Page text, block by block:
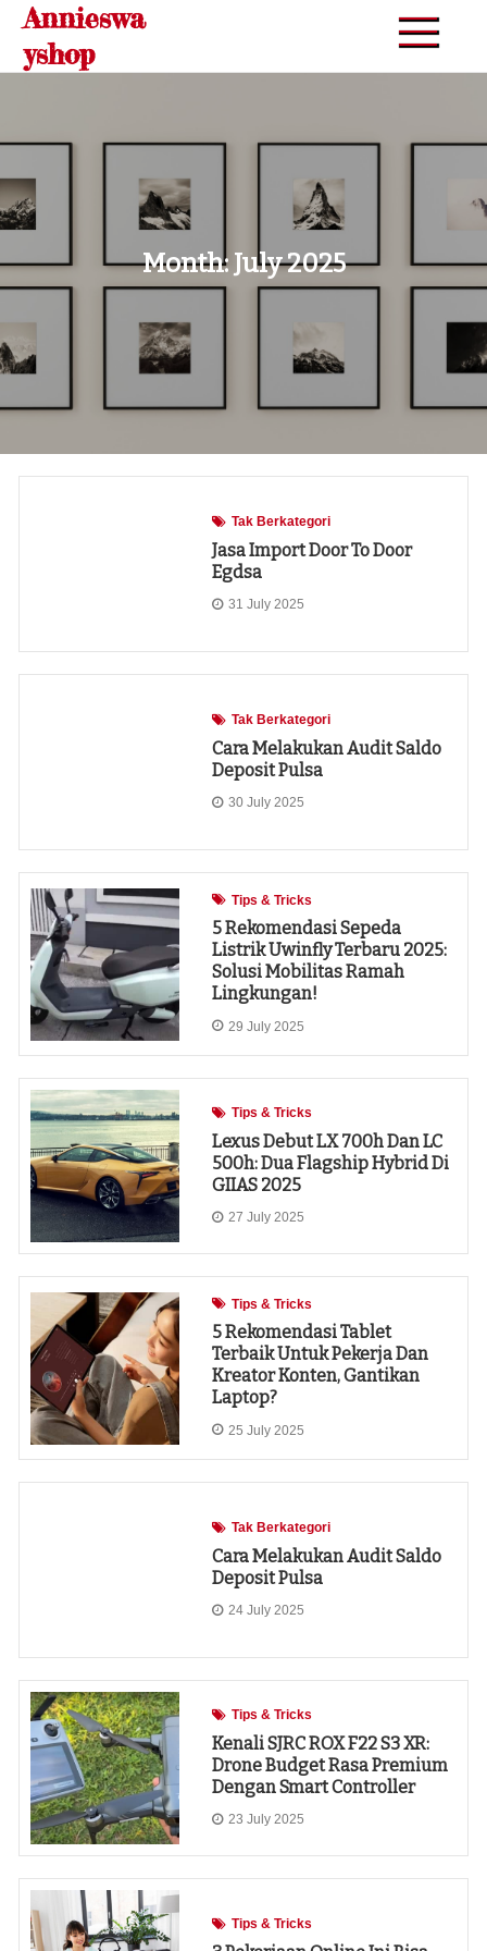
Skip
content
Annieswa
yshop
Month: July 2025
Tak Berkategori
Jasa Import Door To Door
Egdsa
31 July 2025
Tak Berkategori
Cara Melakukan Audit Saldo
Deposit Pulsa
30 July 2025
Tips & Tricks
5 Rekomendasi Sepeda
Listrik Uwinfly Terbaru 2025:
Solusi Mobilitas Ramah
Lingkungan!
29 July 2025
Tips & Tricks
Lexus Debut LX 700h Dan LC
500h: Dua Flagship Hybrid Di
GIIAS 2025
27 July 2025
Tips & Tricks
5 Rekomendasi Tablet
Terbaik Untuk Pekerja Dan
Kreator Konten, Gantikan
Laptop?
25 July 2025
Tak Berkategori
Cara Melakukan Audit Saldo
Deposit Pulsa
24 July 2025
Tips & Tricks
Kenali SJRC ROX F22 S3 XR:
Drone Budget Rasa Premium
Dengan Smart Controller
23 July 2025
Tips & Tricks